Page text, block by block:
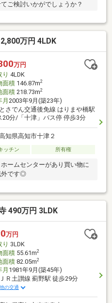
ご検討いかがでしょうか？
万円 4LDK
万円
り 4LDK
面積146.87m2
面積218.73m2
月 2003年9月(築23年)
とさでん交通後免線 はりまや橋駅
20分/「十津」バス停 停歩3分
知県高知市十津２
ッチン 所有権
ームセンターがあり買い物に
外です◎
490万円 3LDK
万円
り 3LDK
面積55.61m2
面積82.05m2
月 1981年9月(築45年)
ＪＲ土讃線 薊野駅 徒歩29分
の交通